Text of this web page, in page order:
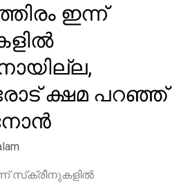
ഇന്ന്
ക്ഷമ പറഞ്ഞ്
സ്‌ക്രീനുകളിൽ